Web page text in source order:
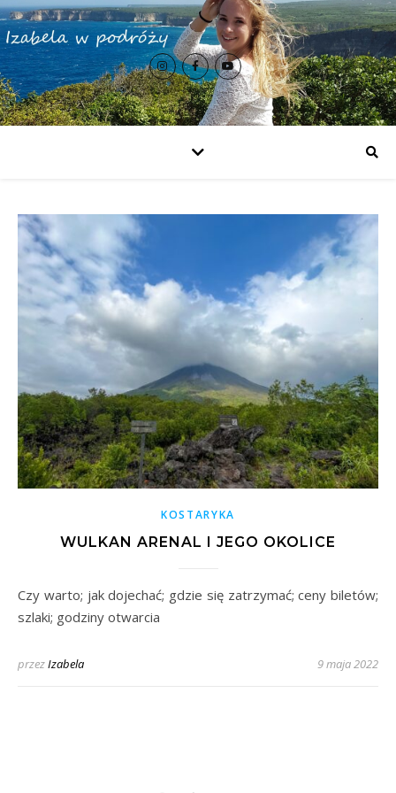
KOSTARYKA
WULKAN ARENAL I JEGO OKOLICE
Czy warto; jak dojechać; gdzie się zatrzymać; ceny biletów;
szlaki; godziny otwarcia
przezIzabela 9 maja 2022